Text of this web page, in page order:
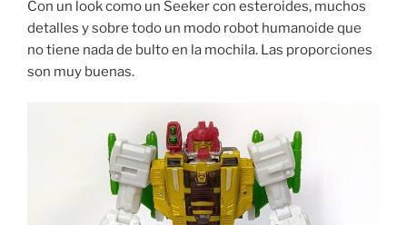
Con un look como un Seeker con esteroides, muchos
detalles y sobre todo un modo robot humanoide que
no tiene nada de bulto en la mochila. Las proporciones
son muy buenas.